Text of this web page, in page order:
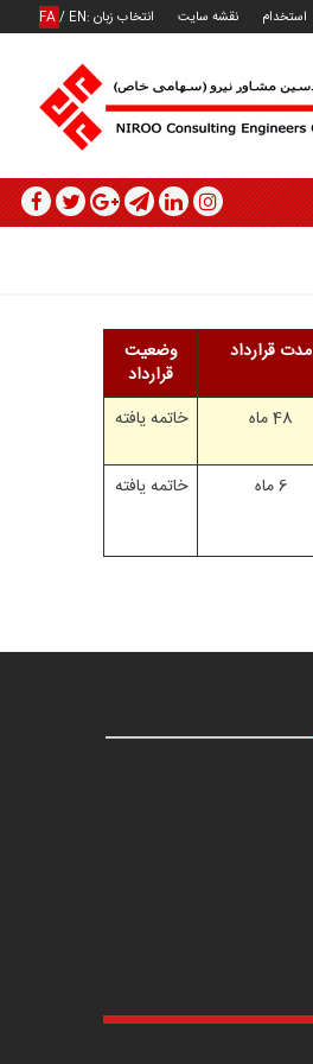
انتخاب زبان : FA/ EN نقشه سایت استخدام
مدت قرارداد
وضعیت
قرارداد
48 ماه خاتمه یافته
6 ماه خاتمه یافته